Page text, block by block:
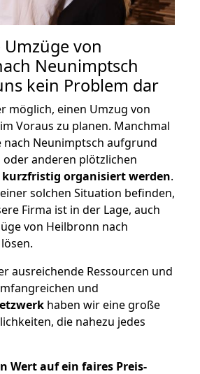
von
Neunimptsch
kein Problem dar
möglich, einen Umzug von
Voraus zu planen. Manchmal
nach Neunimptsch aufgrund
oder anderen plötzlichen
organisiert werden.
solchen Situation befinden,
Firma ist in der Lage, auch
von Heilbronn nach
ausreichende Ressourcen und
und
haben wir eine große
die nahezu jedes
Wert auf ein faires Preis-